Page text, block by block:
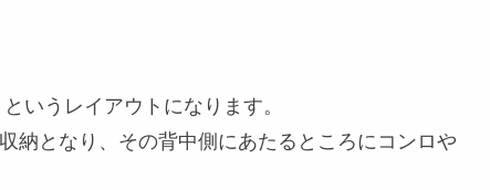
いうレイアウトになります。
納となり、その背中側にあたるところにコンロや